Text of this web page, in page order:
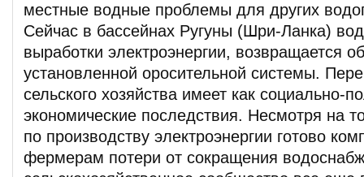
местные водные проблемы для других
Сейчас в бассейнах Ругуны (Шри-Ланка)
выработки электроэнергии, возвращается
установленной оросительной системы.
сельского хозяйства имеет как социально-
экономические последствия. Несмотря на
по производству электроэнергии готово
фермерам потери от сокращения